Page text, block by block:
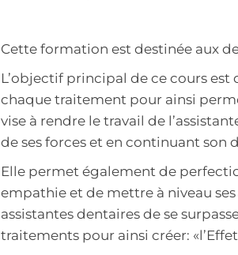
Cette formation est destinée aux
L’objectif principal de ce cours est
chaque traitement pour ainsi
vise à rendre le travail de
de ses forces et en continuant son
Elle permet également de
empathie et de mettre à niveau
assistantes dentaires de se
traitements pour ainsi créer: